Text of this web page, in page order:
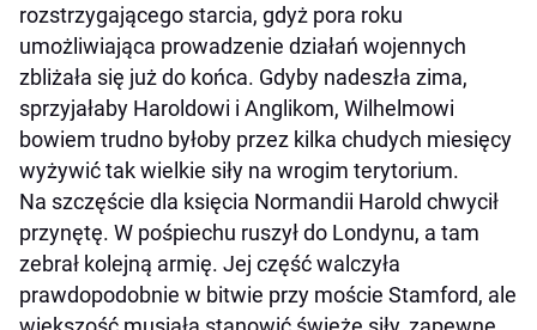
rozstrzygającego starcia, gdyż pora roku
umożliwiająca prowadzenie działań wojennych
zbliżała się już do końca. Gdyby nadeszła zima,
sprzyjałaby Haroldowi i Anglikom, Wilhelmowi
bowiem trudno byłoby przez kilka chudych miesięcy
wyżywić tak wielkie siły na wrogim terytorium.
Na szczęście dla księcia Normandii Harold chwycił
przynętę. W pośpiechu ruszył do Londynu, a tam
zebrał kolejną armię. Jej część walczyła
prawdopodobnie w bitwie przy moście Stamford, ale